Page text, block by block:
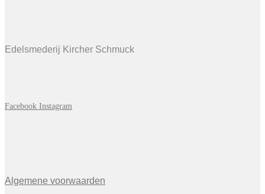
Edelsmederij Kircher Schmuck
Facebook Instagram
Algemene voorwaarden